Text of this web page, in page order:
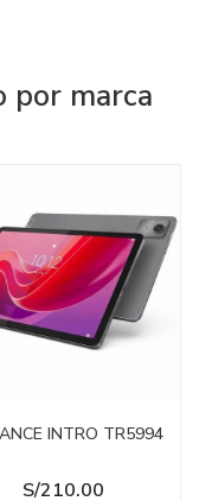
por marca
INTRO TR5994
Precio
S/210.00